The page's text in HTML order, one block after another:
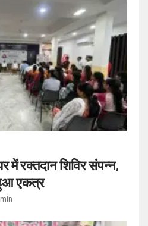
में रक्तदान शिविर संपन्न,
एकत्र